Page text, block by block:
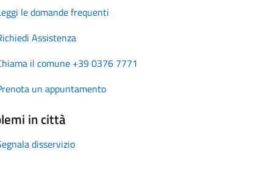
le domande frequenti
Assistenza
il comune +39 0376 7771
un appuntamento
in città
disservizio